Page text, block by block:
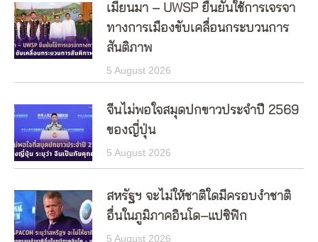
เมียนมา – UWSP ยืนยันใช้การเจรจา
ทางการเมืองขับเคลื่อนกระบวนการ
สันติภาพ
5 August 2026
จีนไม่พอใจสมุดปกขาวประจำปี 2569
ของญี่ปุ่น
5 August 2026
สหรัฐฯ จะไม่ให้ชาติใดมีครอบงำชาติ
อื่นในภูมิภาคอินโด–แปซิฟิก
5 August 2026